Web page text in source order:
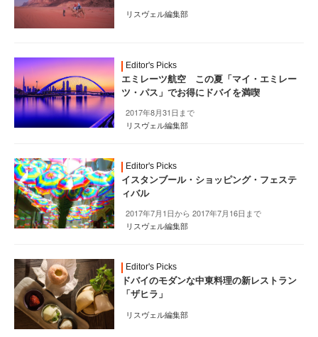
リスヴェル編集部
Editor's Picks
エミレーツ航空 この夏「マイ・エミレー
ツ・パス」でお得にドバイを満喫
2017年8月31日まで
リスヴェル編集部
Editor's Picks
イスタンブール・ショッピング・フェステ
ィバル
2017年7月1日から 2017年7月16日まで
リスヴェル編集部
Editor's Picks
ドバイのモダンな中東料理の新レストラン
「ザヒラ」
リスヴェル編集部